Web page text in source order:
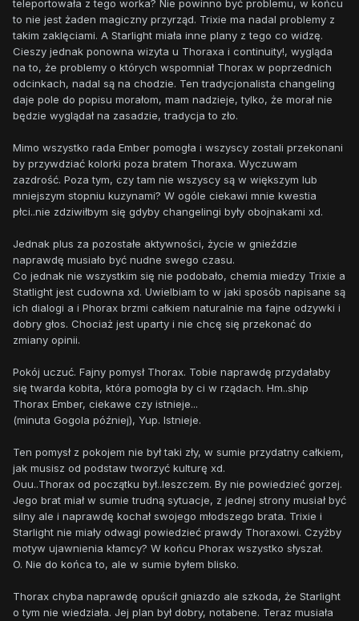
teleportowała z tego worka? Nie powinno być problemu, w końcu
to nie jest żaden magiczny przyrząd. Trixie ma nadal problemy z
takim zaklęciami. A Starlight miała inne plany z tego co widzę.
Cieszy jednak ponowna wizyta u Thoraxa i continuity!, wygląda
na to, że problemy o których wspomniał Thorax w poprzednich
odcinkach, nadal są na chodzie. Ten tradycjonalista changeling
daje pole do popisu morałom, mam nadzieje, tylko, że morał nie
będzie wyglądał na zasadzie, tradycja to zło.
Mimo wszystko rada Ember pomogła i wszyscy zostali przekonani
by przywdziać kolorki poza bratem Thoraxa. Wyczuwam
zazdrość. Poza tym, czy tam nie wszyscy są w większym lub
mniejszym stopniu kuzynami? W ogóle ciekawi mnie kwestia
płci..nie zdziwiłbym się gdyby changelingi były obojnakami xd.
Jednak plus za pozostałe aktywności, życie w gnieździe
naprawdę musiało być nudne swego czasu.
Co jednak nie wszystkim się nie podobało, chemia miedzy Trixie a
Statlight jest cudowna xd. Uwielbiam to w jaki sposób napisane są
ich dialogi a i Phorax brzmi całkiem naturalnie ma fajne odzywki i
dobry głos. Chociaż jest uparty i nie chcę się przekonać do
zmiany opinii.
Pokój uczuć. Fajny pomysł Thorax. Tobie naprawdę przydałaby
się twarda kobita, która pomogła by ci w rządach. Hm..ship
Thorax Ember, ciekawe czy istnieje...
(minuta Gogola później), Yup. Istnieje.
Ten pomysł z pokojem nie był taki zły, w sumie przydatny całkiem,
jak musisz od podstaw tworzyć kulturę xd.
Ouu..Thorax od początku był..leszczem. By nie powiedzieć gorzej.
Jego brat miał w sumie trudną sytuacje, z jednej strony musiał być
silny ale i naprawdę kochał swojego młodszego brata. Trixie i
Starlight nie miały odwagi powiedzieć prawdy Thoraxowi. Czyżby
motyw ujawnienia kłamcy? W końcu Phorax wszystko słyszał.
O. Nie do końca to, ale w sumie byłem blisko.
Thorax chyba naprawdę opuścił gniazdo ale szkoda, że Starlight
o tym nie wiedziała. Jej plan był dobry, notabene. Teraz musiała